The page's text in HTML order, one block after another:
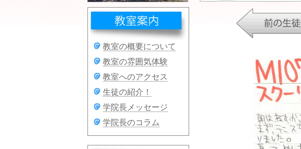
教室の概要について
教室の雰囲気体験
教室へのアクセス
生徒の紹介！
学院長メッセージ
学院長のコラム